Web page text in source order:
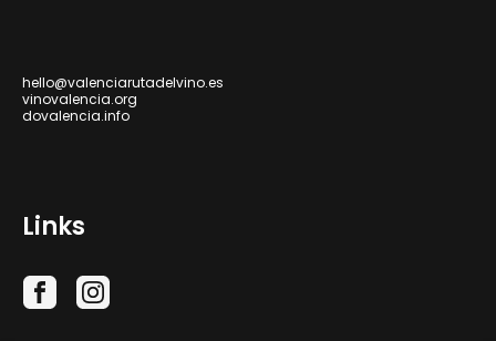
hello@valenciarutadelvino.es
vinovalencia.org
dovalencia.info
Links